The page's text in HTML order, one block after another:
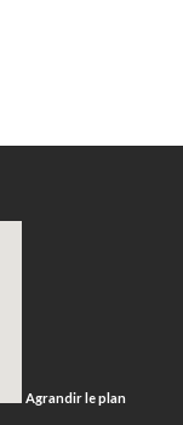
Agrandir le plan